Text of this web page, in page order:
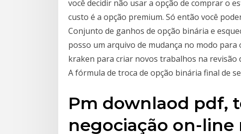
você decidir não usar a opção de comprar o
custo é a opção premium. Só então você
Conjunto de ganhos de opção binária e
posso um arquivo de mudança no modo
kraken para criar novos trabalhos na revisão
A fórmula de troca de opção binária final de
Pm downlaod pdf,
negociação on-line